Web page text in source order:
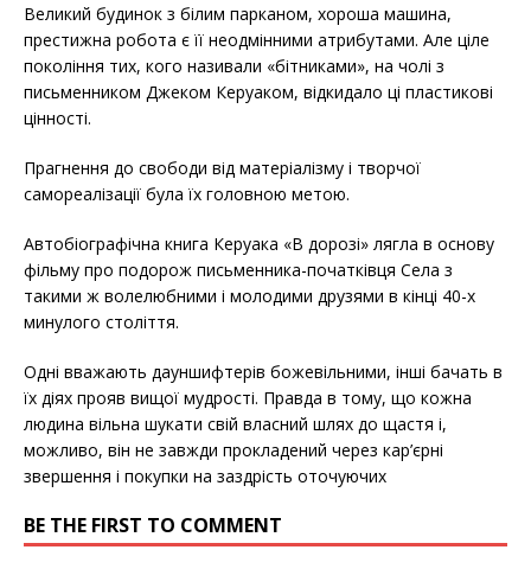
Великий будинок з білим парканом, хороша машина,
престижна робота є її неодмінними атрибутами. Але ціле
покоління тих, кого називали «бітниками», на чолі з
письменником Джеком Керуаком, відкидало ці пластикові
цінності.
Прагнення до свободи від матеріалізму і творчої
самореалізації була їх головною метою.
Автобіографічна книга Керуака «В дорозі» лягла в основу
фільму про подорож письменника-початківця Села з
такими ж волелюбними і молодими друзями в кінці 40-х
минулого століття.
Одні вважають дауншифтерів божевільними, інші бачать в
їх діях прояв вищої мудрості. Правда в тому, що кожна
людина вільна шукати свій власний шлях до щастя і,
можливо, він не завжди прокладений через кар’єрні
звершення і покупки на заздрість оточуючих
BE THE FIRST TO COMMENT